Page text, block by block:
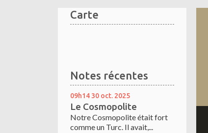
Carte
Notes récentes
09h14 30 oct. 2025
Le Cosmopolite
Notre Cosmopolite était fort
comme un Turc. Il avait,...